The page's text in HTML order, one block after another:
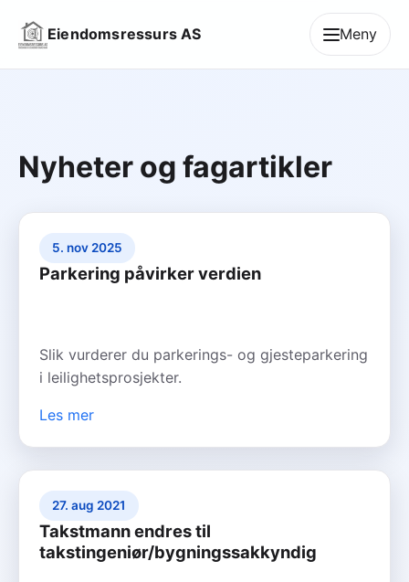
Eiendomsressurs AS Meny
Nyheter og fagartikler
5. nov 2025
Parkering påvirker verdien
Slik vurderer du parkerings- og gjesteparkering
i leilighetsprosjekter.
Les mer
27. aug 2021
Takstmann endres til
takstingeniør/bygningssakkyndig